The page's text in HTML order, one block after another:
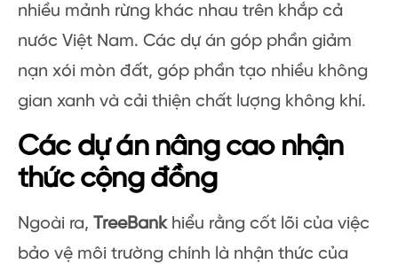
nhiều mảnh rừng khác nhau trên khắp cả
nước Việt Nam. Các dự án góp phần giảm
nạn xói mòn đất, góp phần tạo nhiều không
gian xanh và cải thiện chất lượng không khí.
Các dự án nâng cao nhận
thức cộng đồng
Ngoài ra, TreeBankhiểu rằng cốt lõi của việc
bảo vệ môi trường chính là nhận thức của